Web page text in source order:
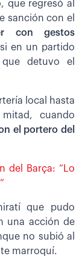
que regresó al
sanción con el
con gestos
en un partido
detuvo el
local hasta
cuando
el portero del
del Barça: “Lo
que pudo
una acción de
no subió al
marroquí.